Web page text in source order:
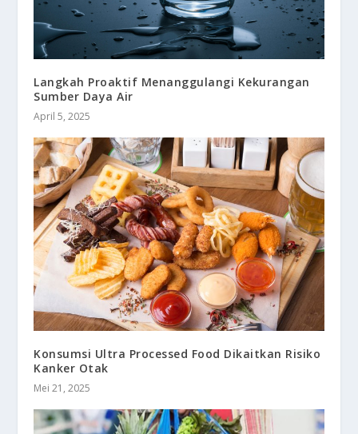
Langkah Proaktif Menanggulangi Kekurangan
Sumber Daya Air
April 5, 2025
Konsumsi Ultra Processed Food Dikaitkan Risiko
Kanker Otak
Mei 21, 2025